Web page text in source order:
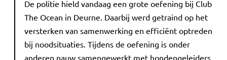
De politie hield vandaag een grote oefening bij Club
The Ocean in Deurne. Daarbij werd getraind op het
versterken van samenwerking en efficiënt optreden
bij noodsituaties. Tijdens de oefening is onder
anderen nauw samengewerkt met hondengeleiders